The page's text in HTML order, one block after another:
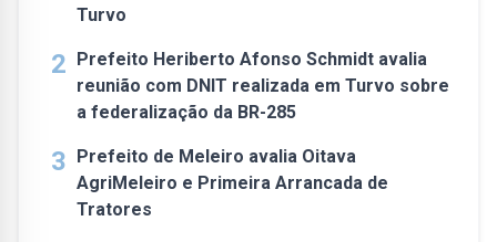
Turvo
2 Prefeito Heriberto Afonso Schmidt avalia
reunião com DNIT realizada em Turvo sobre
a federalização da BR-285
3 Prefeito de Meleiro avalia Oitava
AgriMeleiro e Primeira Arrancada de
Tratores